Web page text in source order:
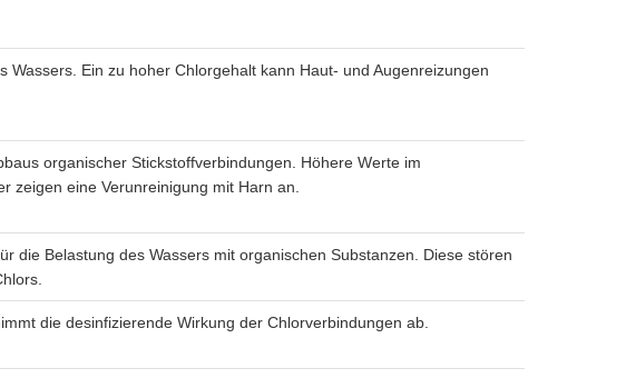
Wassers. Ein zu hoher Chlorgehalt kann Haut- und Augenreizungen
organischer Stickstoffverbindungen. Höhere Werte im
zeigen eine Verunreinigung mit Harn an.
die Belastung des Wassers mit organischen Substanzen. Diese stören
die desinfizierende Wirkung der Chlorverbindungen ab.